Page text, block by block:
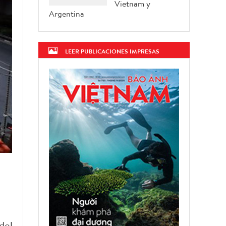
Vietnam y
Argentina
LEER PUBLICACIONES IMPRESAS